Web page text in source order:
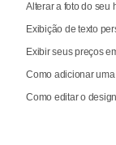
Alterar a foto do seu
Exibição de texto
Exibir seus preços
Como adicionar
Como editar o